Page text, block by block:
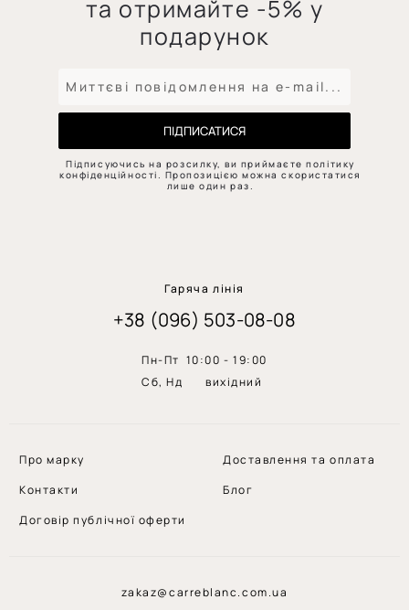
та отримайте -5% у
подарунок
ПІДПИСАТИСЯ
Підписуючись на розсилку, ви приймаєте політику
конфіденційності. Пропозицією можна скористатися
лише один раз.
Гаряча лінія
+38 (096) 503-08-08
Пн-Пт 10:00 - 19:00
Сб, Нд вихiдний
Про марку
Контакти
Договір публічної оферти
Доставлення та оплата
Блог
zakaz@carreblanc.com.ua